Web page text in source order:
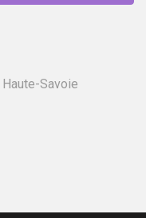
Savoie